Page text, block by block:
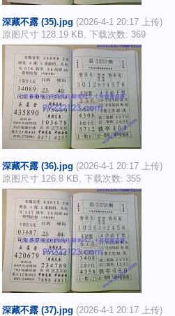
深藏不露 (35).jpg (2026-4-1 20:17 上传)
原图尺寸 128.19 KB, 下载次数: 369
深藏不露 (36).jpg (2026-4-1 20:17 上传)
原图尺寸 126.8 KB, 下载次数: 355
深藏不露 (37).jpg (2026-4-1 20:17 上传)